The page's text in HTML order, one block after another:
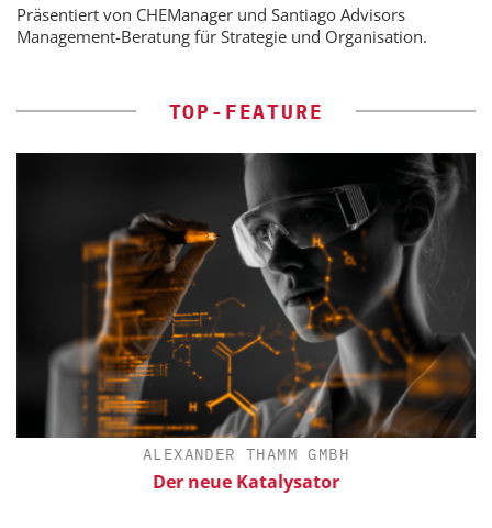
Präsentiert von CHEManager und Santiago Advisors
Management-Beratung für Strategie und Organisation.
TOP-FEATURE
ALEXANDER THAMM GMBH
Der neue Katalysator